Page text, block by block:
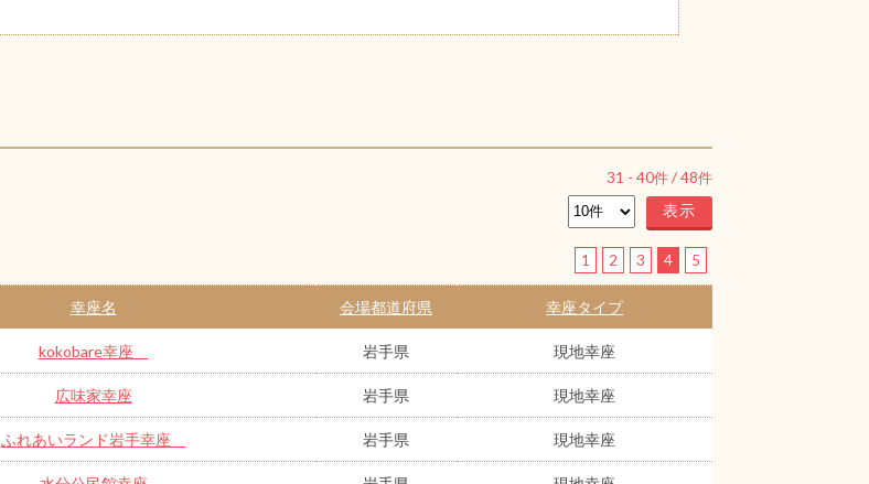
31 - 40件 /48件
1 2 3 4 5
幸座名 会場都道府県 幸座タイプ
kokobare幸座 岩手県 現地幸座
広味家幸座 岩手県 現地幸座
ふれあいランド岩手幸座 岩手県 現地幸座